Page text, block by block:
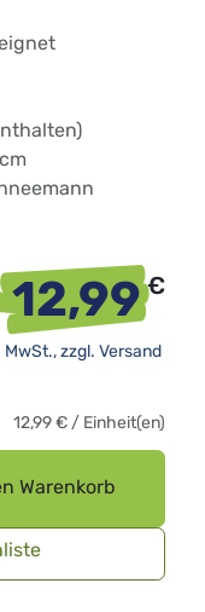
Warenkorb
12,99€
MwSt., zzgl. Versand
12,99€ / Einheit(en)